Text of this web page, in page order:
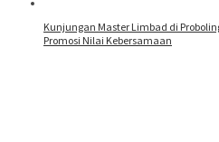
Kunjungan Master Limbad di
Promosi Nilai Kebersamaan